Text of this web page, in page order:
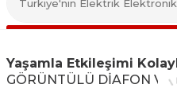
Yaşamla Etkileşimi
GÖRÜNTÜLÜ DİAFON VE